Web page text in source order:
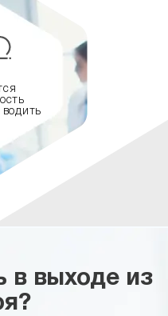
водить
выходе из